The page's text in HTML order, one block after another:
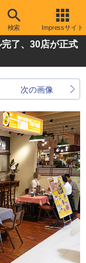
検索 Impressサイト
了、30店が正式
次の画像